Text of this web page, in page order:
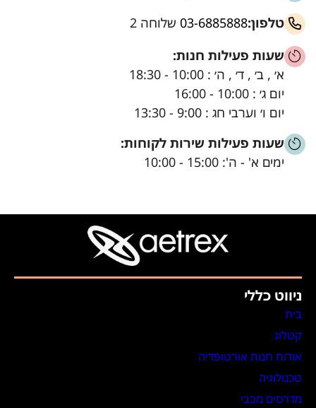
טלפון:03-6885888 שלוחה 2
שעות פעילות חנות:
א׳ , ב׳ , ד׳ , ה׳ : 10:00 - 18:30
יום ג׳ : 10:00 - 16:00
יום ו׳ וערבי חג : 9:00 - 13:30
שעות פעילות שירות לקוחות:
ימים א' - ה': 15:00 - 10:00
ניווט כללי
בית
קטלוג
אודות חנות אורטופדיה
טכנולוגיה
מדרסים מכבי